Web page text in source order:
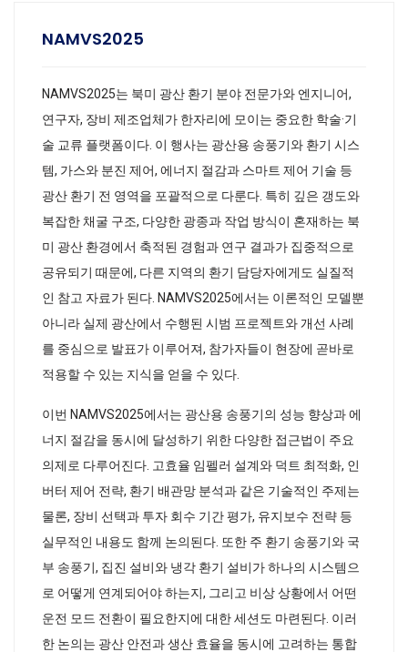
NAMVS2025
NAMVS2025는 북미 광산 환기 분야 전문가와 엔지니어,
연구자, 장비 제조업체가 한자리에 모이는 중요한 학술·기
술 교류 플랫폼이다. 이 행사는 광산용 송풍기와 환기 시스
템, 가스와 분진 제어, 에너지 절감과 스마트 제어 기술 등
광산 환기 전 영역을 포괄적으로 다룬다. 특히 깊은 갱도와
복잡한 채굴 구조, 다양한 광종과 작업 방식이 혼재하는 북
미 광산 환경에서 축적된 경험과 연구 결과가 집중적으로
공유되기 때문에, 다른 지역의 환기 담당자에게도 실질적
인 참고 자료가 된다. NAMVS2025에서는 이론적인 모델뿐
아니라 실제 광산에서 수행된 시범 프로젝트와 개선 사례
를 중심으로 발표가 이루어져, 참가자들이 현장에 곧바로
적용할 수 있는 지식을 얻을 수 있다.
이번 NAMVS2025에서는 광산용 송풍기의 성능 향상과 에
너지 절감을 동시에 달성하기 위한 다양한 접근법이 주요
의제로 다루어진다. 고효율 임펠러 설계와 덕트 최적화, 인
버터 제어 전략, 환기 배관망 분석과 같은 기술적인 주제는
물론, 장비 선택과 투자 회수 기간 평가, 유지보수 전략 등
실무적인 내용도 함께 논의된다. 또한 주 환기 송풍기와 국
부 송풍기, 집진 설비와 냉각 환기 설비가 하나의 시스템으
로 어떻게 연계되어야 하는지, 그리고 비상 상황에서 어떤
운전 모드 전환이 필요한지에 대한 세션도 마련된다. 이러
한 논의는 광산 안전과 생산 효율을 동시에 고려하는 통합